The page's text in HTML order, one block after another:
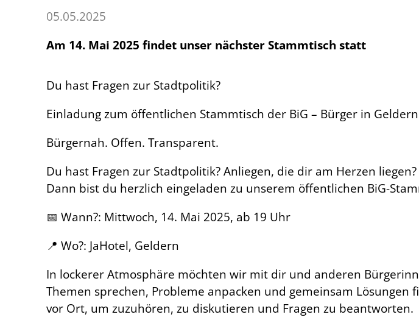
05.05.2025
Am 14. Mai 2025 findet unser nächster Stammtisch statt
Du hast Fragen zur Stadtpolitik?
Einladung zum öffentlichen Stammtisch der BiG – Bürger in Geldern
Bürgernah. Offen. Transparent.
Du hast Fragen zur Stadtpolitik? Anliegen, die dir am Herzen
Dann bist du herzlich eingeladen zu unserem öffentlichen BiG-
📅 Wann?: Mittwoch, 14. Mai 2025, ab 19 Uhr
📍 Wo?: JaHotel, Geldern
In lockerer Atmosphäre möchten wir mit dir und anderen
Themen sprechen, Probleme anpacken und gemeinsam
vor Ort, um zuzuhören, zu diskutieren und Fragen zu beantworten.